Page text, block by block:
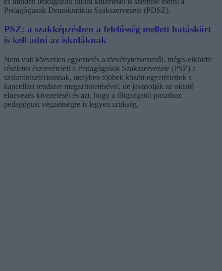
Pedagógusok Demokratikus Szakszervezete (PDSZ).
PSZ: a szakképzésben a felelősség mellett hatáskört
is kell adni az iskoláknak
Nem volt közvetlen egyeztetés a törvénytervezetről, mégis elküldte
részletes észrevételeit a Pedagógusok Szakszervezete (PSZ) a
szakminisztériumnak, melyben többek között egyetértettek a
kancellári rendszer megszüntetésével, de javasolják az oktató
elnevezés kivezetését és azt, hogy a főigazgatói poszthoz
pedagógusi végzettségre is legyen szükség.